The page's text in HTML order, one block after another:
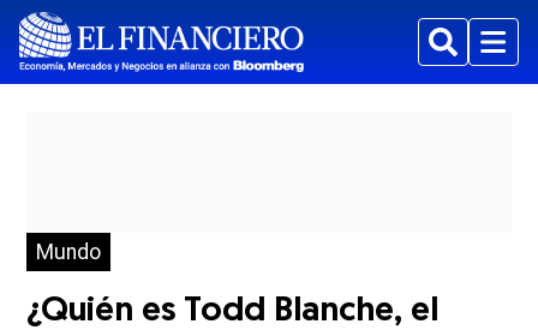
BuscarMenu
Mundo
¿Quién es Todd Blanche, el